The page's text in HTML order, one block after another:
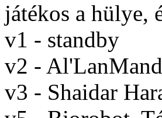
játékos a hülye,
v1 - standby
v2 -
v3 - Shaidar